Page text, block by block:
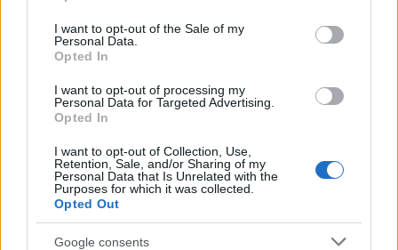
use your data for below specified purposes in below Google
consent section.
I want to opt-out of the Sale of my
Personal Data.
Opted In
I want to opt-out of processing my
Personal Data for Targeted Advertising.
Opted In
I want to opt-out of Collection, Use,
Retention, Sale, and/or Sharing of my
Personal Data that Is Unrelated with the
Purposes for which it was collected.
Opted Out
Google consents
Θρήνος για τον Λιονέλ Μέσι – Πέθανε ο
πατέρας του, Χόρχε
Ελίζαμπεθ Ελέτσι και Νεκτάριος Λεμονίδης
πήγαν στον Άγιο Νεκτάριο Βούλας για να
πάρουν την ευχή για τον γιο τους
Τζο Μπάιντεν: «Ο καρκίνος έχει εξαπλωθεί,
είναι πολύ επώδυνο», λέει ο γιος του
Πιο σχολιασμένα